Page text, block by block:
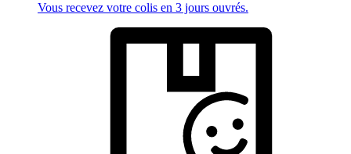
Vous recevez votre colis en 3 jours ouvrés.